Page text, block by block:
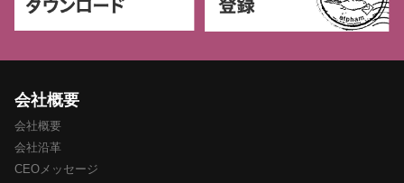
会社概要
会社概要
会社沿革
CEOメッセージ